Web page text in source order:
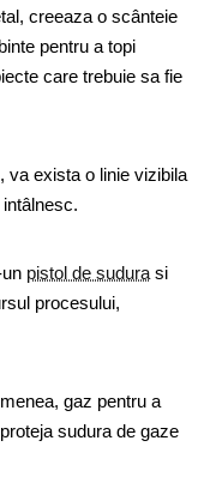
creeaza o scânteie
pentru a topi
care trebuie sa fie
va exista o linie vizibila
pistol de sudura si
procesului,
gaz pentru a
sudura de gaze